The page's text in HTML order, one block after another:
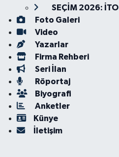
SEÇİM 2026: İTO
Foto Galeri
Video
Yazarlar
Firma Rehberi
Seri İlan
Röportaj
Biyografi
Anketler
Künye
İletişim